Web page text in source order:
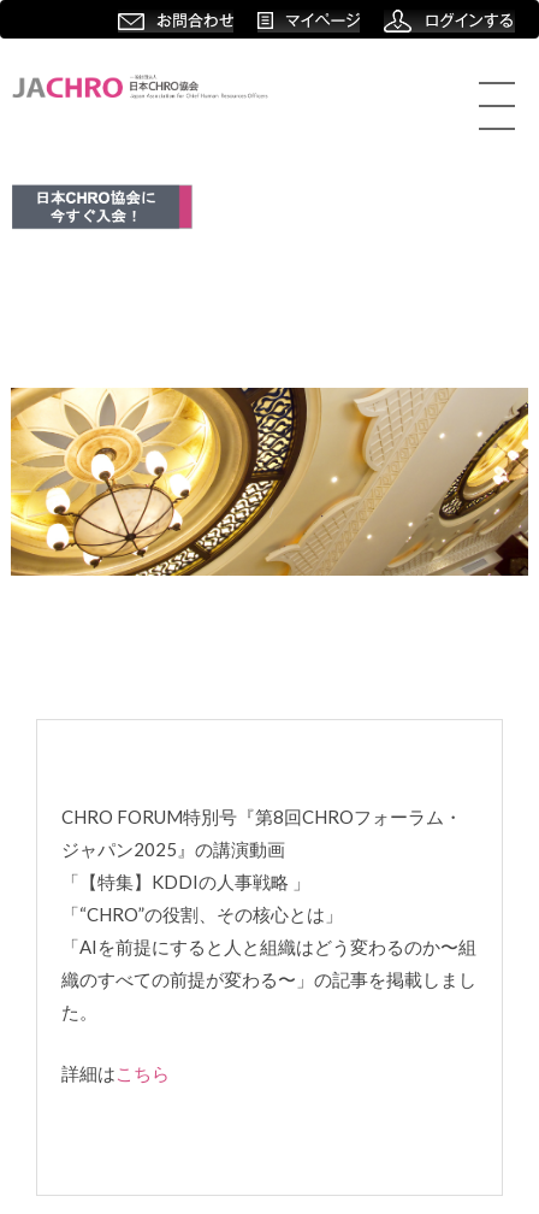
CHRO FORUM特別号『第8回CHROフォーラム・
ジャパン2025』の講演動画
「【特集】KDDIの人事戦略 」
「“CHRO”の役割、その核心とは」
「AIを前提にすると人と組織はどう変わるのか〜組
織のすべての前提が変わる〜」の記事を掲載しまし
た。
詳細はこちら